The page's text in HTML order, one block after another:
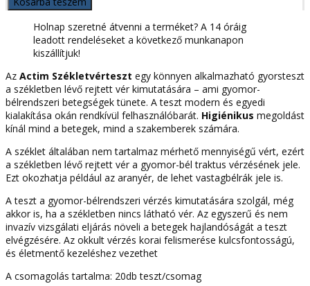
db/csomag
Actim
mennyiség
Holnap szeretné átvenni a terméket? A 14 óráig
leadott rendeléseket a következő munkanapon
kiszállítjuk!
Az Actim Székletvérteszt egy könnyen alkalmazható gyorsteszt
a székletben lévő rejtett vér kimutatására – ami gyomor-
bélrendszeri betegségek tünete. A teszt modern és egyedi
kialakítása okán rendkívül felhasználóbarát. Higiénikus megoldást
kínál mind a betegek, mind a szakemberek számára.
A széklet általában nem tartalmaz mérhető mennyiségű vért, ezért
a székletben lévő rejtett vér a gyomor-bél traktus vérzésének jele.
Ezt okozhatja például az aranyér, de lehet vastagbélrák jele is.
A teszt a gyomor-bélrendszeri vérzés kimutatására szolgál, még
akkor is, ha a székletben nincs látható vér. Az egyszerű és nem
invazív vizsgálati eljárás növeli a betegek hajlandóságát a teszt
elvégzésére. Az okkult vérzés korai felismerése kulcsfontosságú,
és életmentő kezeléshez vezethet
A csomagolás tartalma: 20db teszt/csomag